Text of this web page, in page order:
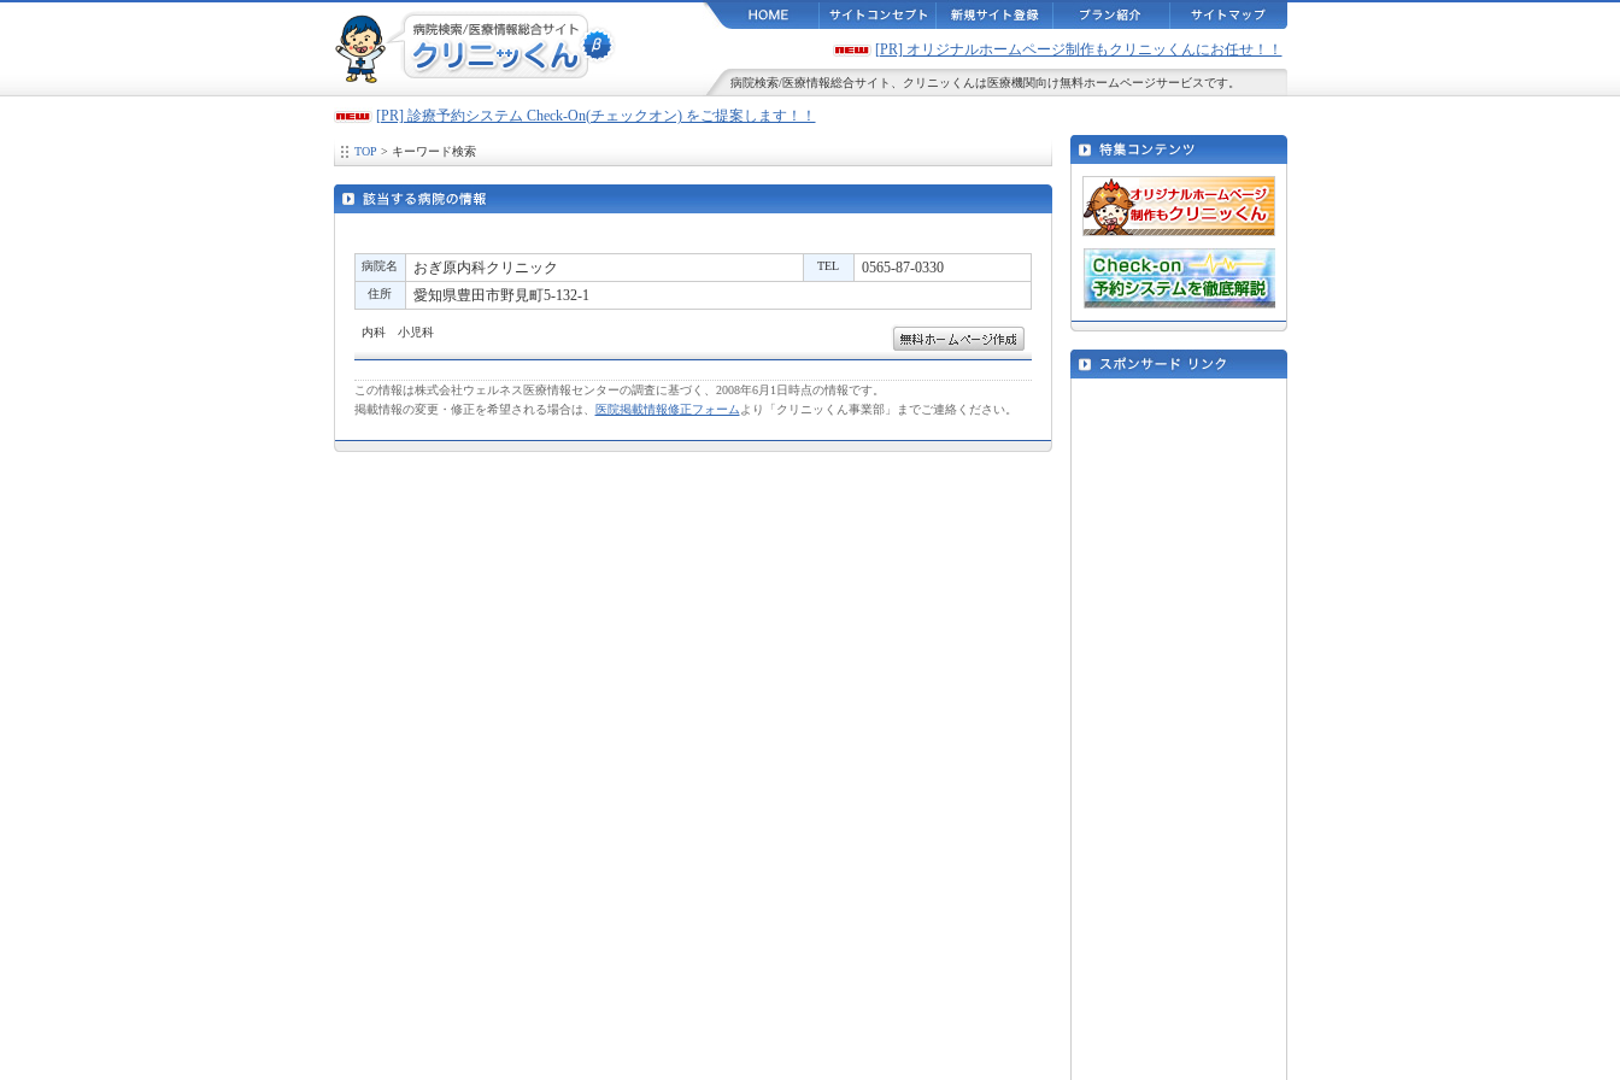
[PR] オリジナルホームページ制作もクリニッくんにお任せ！！
病院検索/医療情報総合サイト、 クリニッくん は医療機関向け無料ホームページサービスです。
[PR] 診療予約システム Check-On(チェックオン) をご提案します！！
TOP > キーワード検索
病院名 おぎ原内科クリニック TEL 0565-87-0330
住所 愛知県豊田市野見町5-132-1
内科 小児科
この情報は株式会社ウェルネス医療情報センターの調査に基づく、2008年6月1日時点の情報です。
掲載情報の変更・修正を希望される場合は、
医院掲載情報修正フォーム より「クリニッくん事業部」までご連絡ください。